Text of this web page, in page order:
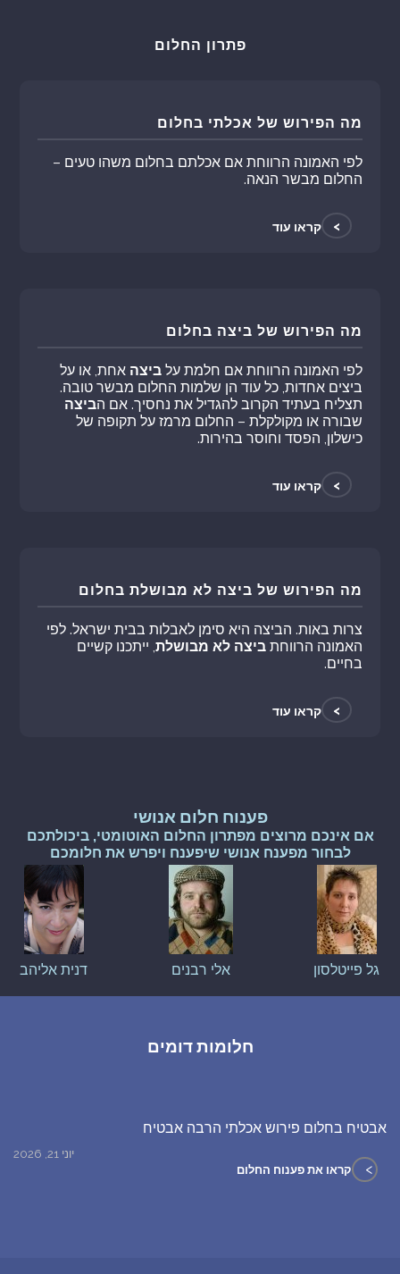
פתרון החלום
מה הפירוש של אכלתי בחלום
לפי האמונה הרווחת אם אכלתם בחלום משהו טעים –
החלום מבשר הנאה.
> קראו עוד
מה הפירוש של ביצה בחלום
לפי האמונה הרווחת אם חלמת עלביצה אחת, או על
ביצים אחדות, כל עוד הן שלמות החלום מבשר טובה.
תצליח בעתיד הקרוב להגדיל את נחסיך. אם הביצה
שבורה או מקולקלת – החלום מרמז על תקופה של
כישלון, הפסד וחוסר בהירות.
> קראו עוד
מה הפירוש של ביצה לא מבושלת בחלום
צרות באות. הביצה היא סימן לאבלות בבית ישראל. לפי
האמונה הרווחתביצה לא מבושלת , ייתכנו קשיים
בחיים.
> קראו עוד
פענוח חלום אנושי
אם אינכם מרוצים מפתרון החלום האוטומטי, ביכולתכם
לבחור מפענח אנושי שיפענח ויפרש את חלומכם
גל פייטלסון אלי רבנים דנית אליהב
חלומות דומים
אבטיח בחלום פירוש אכלתי הרבה אבטיח
יוני 21, 2026
> קראו את פענוח החלום